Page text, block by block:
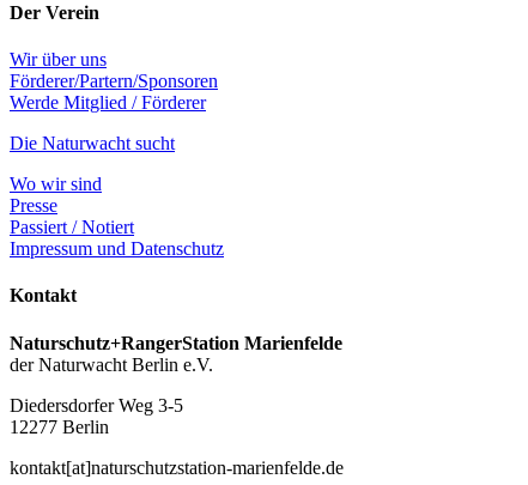
Der Verein
Wir über uns
Förderer/Partern/Sponsoren
Werde Mitglied / Förderer
Die Naturwacht sucht
Wo wir sind
Presse
Passiert / Notiert
Impressum und Datenschutz
Kontakt
Naturschutz+RangerStation Marienfelde
der Naturwacht Berlin e.V.
Diedersdorfer Weg 3-5
12277 Berlin
kontakt[at]naturschutzstation-marienfelde.de